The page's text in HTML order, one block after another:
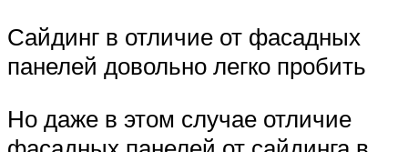
Сайдинг в отличие от фасадных
панелей довольно легко пробить
Но даже в этом случае отличие